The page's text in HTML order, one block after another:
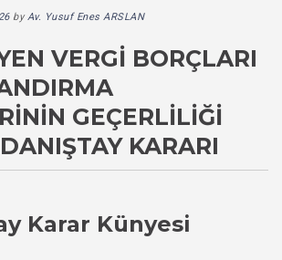
byAv. Yusuf Enes ARSLAN
VERGI BORÇLARI
GEÇERLILIĞI
KARARI
Karar Künyesi